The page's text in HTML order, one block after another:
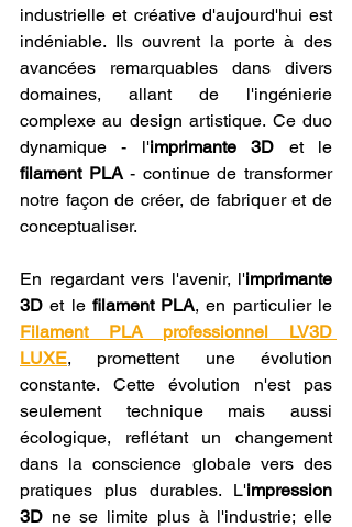
industrielle et créative d'aujourd'hui est
indéniable. Ils ouvrent la porte à des
avancées remarquables dans divers
domaines, allant de l'ingénierie
complexe au design artistique. Ce duo
dynamique - l'imprimante 3D
filament PLA - continue de transformer
notre façon de créer, de fabriquer et de
conceptualiser.
En regardant vers l'avenir, l'imprimante
3D et le filament PLA
Filament PLA professionnel LV3D
LUXE, promettent une évolution
constante. Cette évolution n'est pas
seulement technique mais aussi
écologique, reflétant un changement
dans la conscience globale vers des
pratiques plus durables. L'impression
3D ne se limite plus à l'industrie; elle